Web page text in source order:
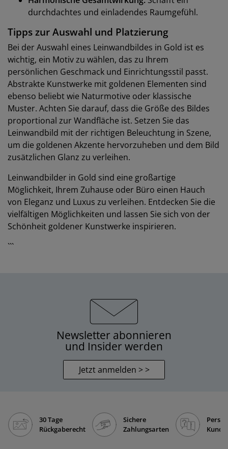
durchdachtes und einladendes Raumgefühl.
Tipps zur Auswahl und Platzierung
Bei der Auswahl eines Leinwandbildes in Gold ist es
wichtig, ein Motiv zu wählen, das zu Ihrem
persönlichen Geschmack und Einrichtungsstil passt.
Abstrakte Kunstwerke mit goldenen Elementen sind
ebenso beliebt wie Naturmotive oder klassische
Muster. Achten Sie darauf, dass die Größe des Bildes
proportional zur Wandfläche ist. Setzen Sie das
Leinwandbild mit der richtigen Beleuchtung in Szene,
um die goldenen Akzente hervorzuheben und dem Bild
zusätzlichen Glanz zu verleihen.
Leinwandbilder in Gold sind eine großartige
Möglichkeit, Ihrem Zuhause oder Büro einen Hauch
von Eleganz und Luxus zu verleihen. Entdecken Sie die
vielfältigen Möglichkeiten und lassen Sie sich von der
Schönheit goldener Kunstwerke inspirieren.
```
Newsletter abonnieren
und Insider werden
Jetzt anmelden > >
30 Tage
Rückgaberecht
Sichere
Zahlungsarten